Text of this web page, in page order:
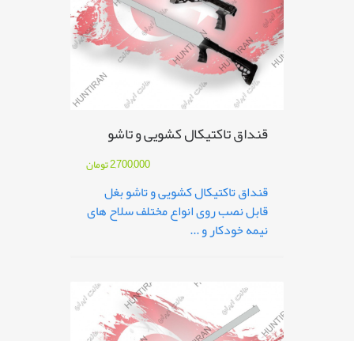
قنداق تاکتیکال کشویی و تاشو
2,700,000تومان
قنداق تاکتیکال کشویی و تاشو بغل
قابل نصب روی انواع مختلف سلاح های
نیمه خودکار و ...